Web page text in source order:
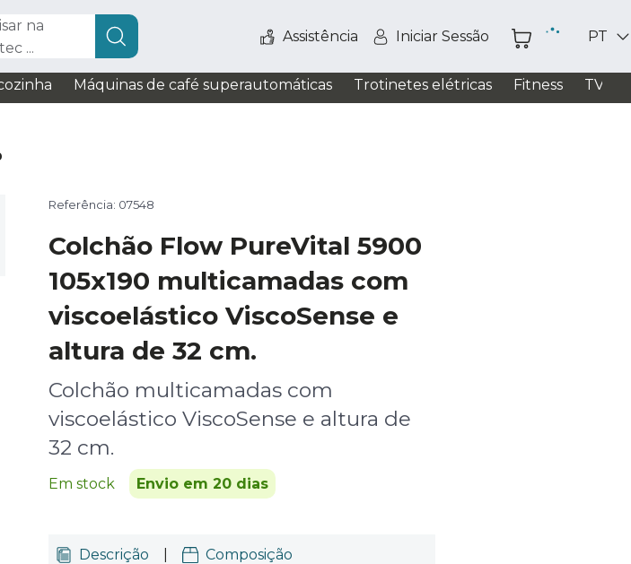
na
...
Assistência Iniciar Sessão PT
Máquinas de café superautomáticas Trotinetes elétricas Fitness TV /
Referência: 07548
Colchão Flow PureVital 5900
105x190 multicamadas com
viscoelástico ViscoSense e
altura de 32 cm.
Colchão multicamadas com
viscoelástico ViscoSense e altura de
32 cm.
Em stock Envio em 20 dias
Descrição Composição